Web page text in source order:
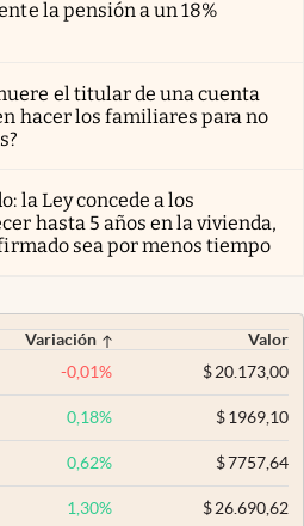
la pensión a un 18%
el titular de una cuenta
hacer los familiares para no
la Ley concede a los
hasta 5 años en la vivienda,
sea por menos tiempo
Variación
Valor
-0,01% $20.173,00
0,18% $1969,10
0,62% $7757,64
1,30% $26.690,62